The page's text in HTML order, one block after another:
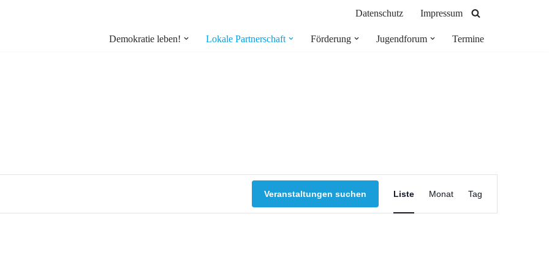
Datenschutz Impressum
Demokratie leben! Lokale Partnerschaft Förderung Jugendforum Termine
Veranstaltungen suchen
Veranstaltung
Ansichten-
Liste Monat Tag